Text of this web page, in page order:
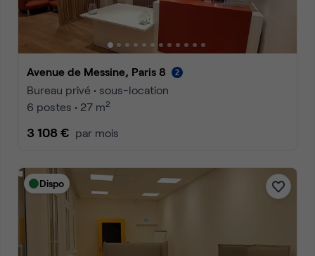
Avenue de Messine, Paris 8
Bureau privé • sous-location
6 postes • 27 m2
3 108 € par mois
Dispo